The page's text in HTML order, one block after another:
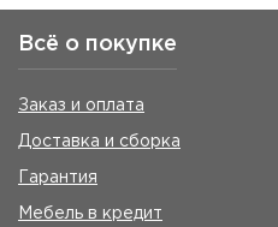
Всё о покупке
Заказ и оплата
Доставка и сборка
Гарантия
Мебель в кредит